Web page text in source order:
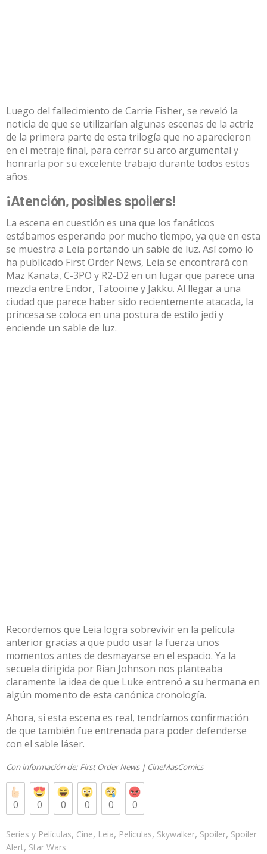
Luego del fallecimiento de Carrie Fisher, se reveló la
noticia de que se utilizarían algunas escenas de la actriz
de la primera parte de esta trilogía que no aparecieron
en el metraje final, para cerrar su arco argumental y
honrarla por su excelente trabajo durante todos estos
años.
¡Atención, posibles spoilers!
La escena en cuestión es una que los fanáticos
estábamos esperando por mucho tiempo, ya que en esta
se muestra a Leia portando un sable de luz. Así como lo
ha publicado First Order News, Leia se encontrará con
Maz Kanata, C-3PO y R2-D2 en un lugar que parece una
mezcla entre Endor, Tatooine y Jakku. Al llegar a una
ciudad que parece haber sido recientemente atacada, la
princesa se coloca en una postura de estilo jedi y
enciende un sable de luz.
Recordemos que Leia logra sobrevivir en la película
anterior gracias a que pudo usar la fuerza unos
momentos antes de desmayarse en el espacio. Ya la
secuela dirigida por Rian Johnson nos planteaba
claramente la idea de que Luke entrenó a su hermana en
algún momento de esta canónica cronología.
Ahora, si esta escena es real, tendríamos confirmación
de que también fue entrenada para poder defenderse
con el sable láser.
Con información de: First Order News| CineMasComics
0 0 0 0 0 0
Series y Películas, Cine, Leia, Películas, Skywalker, Spoiler, Spoiler
Alert, Star Wars